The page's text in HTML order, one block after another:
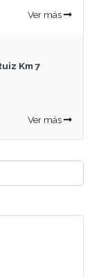
Ver más
Km 7
Ver más